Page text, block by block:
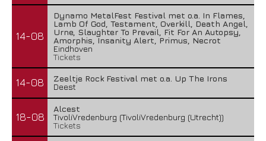
14-08
Dynamo MetalFest Festival met o.a. In Flames,
Lamb Of God, Testament, Overkill, Death Angel,
Urne, Slaughter To Prevail, Fit For An Autopsy,
Amorphis, Insanity Alert, Primus, Necrot
Eindhoven
Tickets
14-08
Zeeltje Rock Festival met o.a. Up The Irons
Deest
18-08
Alcest
TivoliVredenburg (TivoliVredenburg (Utrecht))
Tickets